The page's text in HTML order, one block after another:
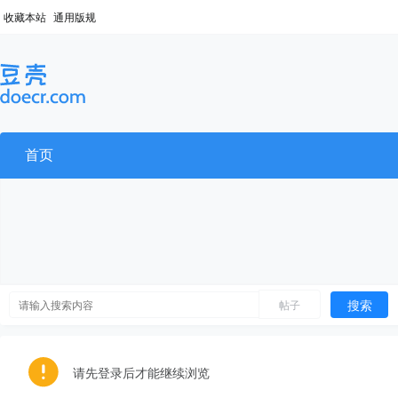
收藏本站 通用版规
首页
帖子 搜索
请先登录后才能继续浏览